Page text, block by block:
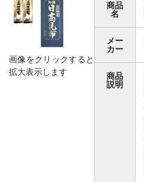
画像をクリックすると
拡大表示します
商品
名
メー
カー
商品
説明